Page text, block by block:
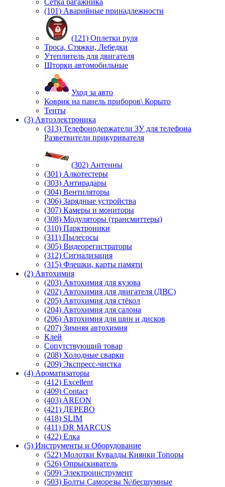
Сетка багажника
(101) Аварийные принадлежности
(121) Оплетки руля
Троса, Стяжки, Лебедки
Утеплитель для двигателя
Шторки автомобильные
Уход за авто
Коврик на панель приборов\ Корыто
Тенты
(3) Автоэлектроника
(313) Телефонодержатели ЗУ для телефона
Разветвители прикуривателя
(302) Антенны
(301) Алкотестеры
(303) Антирадары
(304) Вентиляторы
(306) Зарядные устройства
(307) Камеры и мониторы
(308) Модуляторы (трансмиттеры)
(310) Парктроники
(311) Пылесосы
(305) Видеорегистраторы
(312) Сигнализация
(315) Флешки, карты памяти
(2) Автохимия
(203) Автохимия для кузова
(202) Автохимия для двигателя (ДВС)
(205) Автохимия для стёкол
(204) Автохимия для салона
(206) Автохимия для шин и дисков
(207) Зимняя автохимия
Клей
Сопутствующий товар
(208) Холодные сварки
(209) Экспреcс-чистка
(4) Ароматизаторы
(412) Excellent
(409) Contact
(403) AREON
(421) ДЕРЕВО
(418) SLIM
(411) DR MARCUS
(422) Елка
(5) Инструменты и Оборудование
(522) Молотки Кувалды Киянки Топоры
(526) Опрыскиватель
(509) Электроинструмент
(503) Болты Саморезы №\бесшумные